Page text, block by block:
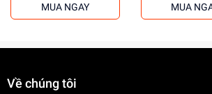
MUA NGAY MUA
Về chúng tôi